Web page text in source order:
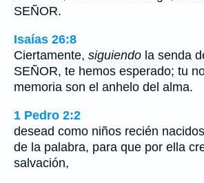
SEÑOR.
Isaías 26:8
Ciertamente, siguiendo la senda
SEÑOR, te hemos esperado; tu
memoria son el anhelo del alma.
1 Pedro 2:2
desead como niños recién
de la palabra, para que por ella
salvación,